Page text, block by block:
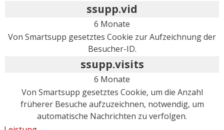
ssupp.vid
6 Monate
Von Smartsupp gesetztes Cookie zur Aufzeichnung der
Besucher-ID.
ssupp.visits
6 Monate
Von Smartsupp gesetztes Cookie, um die Anzahl
früherer Besuche aufzuzeichnen, notwendig, um
automatische Nachrichten zu verfolgen.